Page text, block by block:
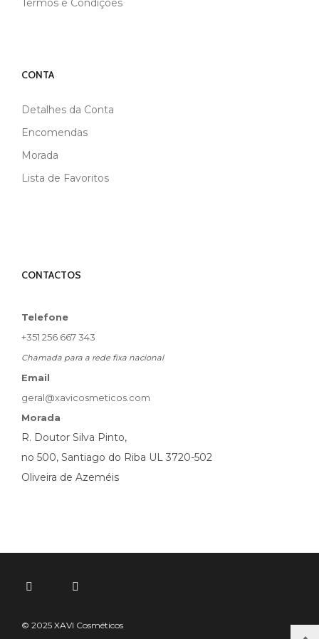
Termos e Condições
CONTA
Detalhes da Conta
Encomendas
Morada
Lista de Favoritos
CONTACTOS
Telefone
+351 256 667 343
Chamada para a rede fixa nacional
Email
geral@xavicosmeticos.com
Morada
R. Doutor Silva Pinto,
no 500, Santiago do Riba UL 3720-502
Oliveira de Azeméis
© 2025 XAVI Cosméticos